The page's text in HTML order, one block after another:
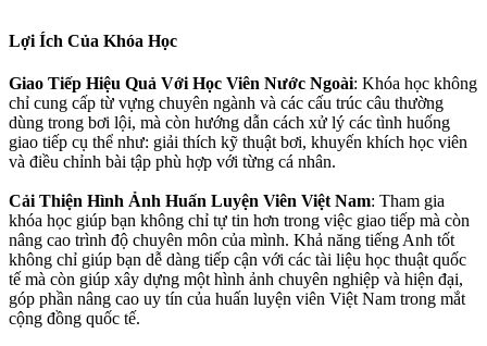
Lợi Ích Của Khóa Học
Giao Tiếp Hiệu Quả Với Học Viên Nước Ngoài: Khóa học không
chỉ cung cấp từ vựng chuyên ngành và các cấu trúc câu thường
dùng trong bơi lội, mà còn hướng dẫn cách xử lý các tình huống
giao tiếp cụ thể như: giải thích kỹ thuật bơi, khuyến khích học viên
và điều chỉnh bài tập phù hợp với từng cá nhân.
Cải Thiện Hình Ảnh Huấn Luyện Viên Việt Nam: Tham gia
khóa học giúp bạn không chỉ tự tin hơn trong việc giao tiếp mà còn
nâng cao trình độ chuyên môn của mình. Khả năng tiếng Anh tốt
không chỉ giúp bạn dễ dàng tiếp cận với các tài liệu học thuật quốc
tế mà còn giúp xây dựng một hình ảnh chuyên nghiệp và hiện đại,
góp phần nâng cao uy tín của huấn luyện viên Việt Nam trong mắt
cộng đồng quốc tế.